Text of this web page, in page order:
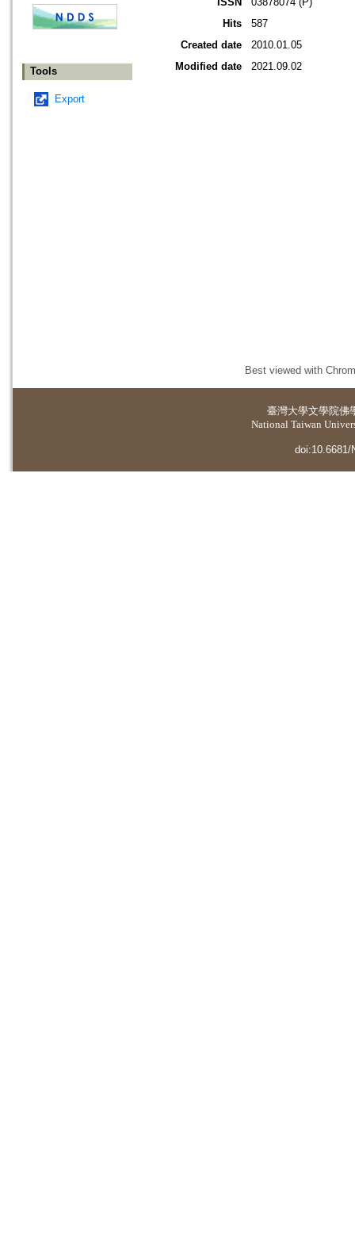
Tools
Export
Hits
587
Created date
2010.01.05
Modified date
2021.09.02
Best viewed with
臺灣大學文學院佛
National Taiwan
doi:10.6681/